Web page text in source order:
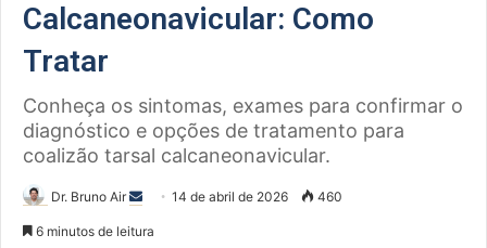
Calcaneonavicular: Como
Tratar
Conheça os sintomas, exames para confirmar o
diagnóstico e opções de tratamento para
coalizão tarsal calcaneonavicular.
Dr. Bruno Air
Mande14 de abril de 2026 460
6 minutos de leitura